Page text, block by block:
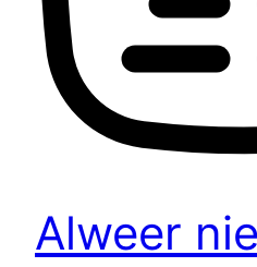
Alweer